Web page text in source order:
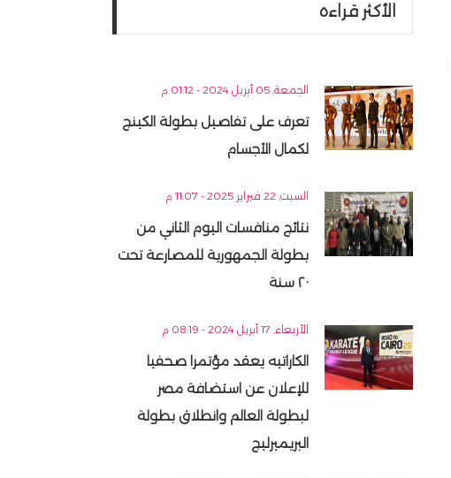
الأكثر قراءه
الجمعة, 05 أبريل 2024 - 01:12 م
تعرف على تفاصيل بطولة الكينج
لكمال الأجسام
السبت, 22 فبراير 2025 - 11:07 م
نتائج منافسات اليوم الثاني من
بطولة الجمهورية للمصارعة تحت
٢٠ سنة
الأربعاء, 17 أبريل 2024 - 08:19 م
الكاراتيه يعقد مؤتمرا صحفيا
للإعلان عن استضافة مصر
لبطولة العالم وانطلاق بطولة
البريميرليج